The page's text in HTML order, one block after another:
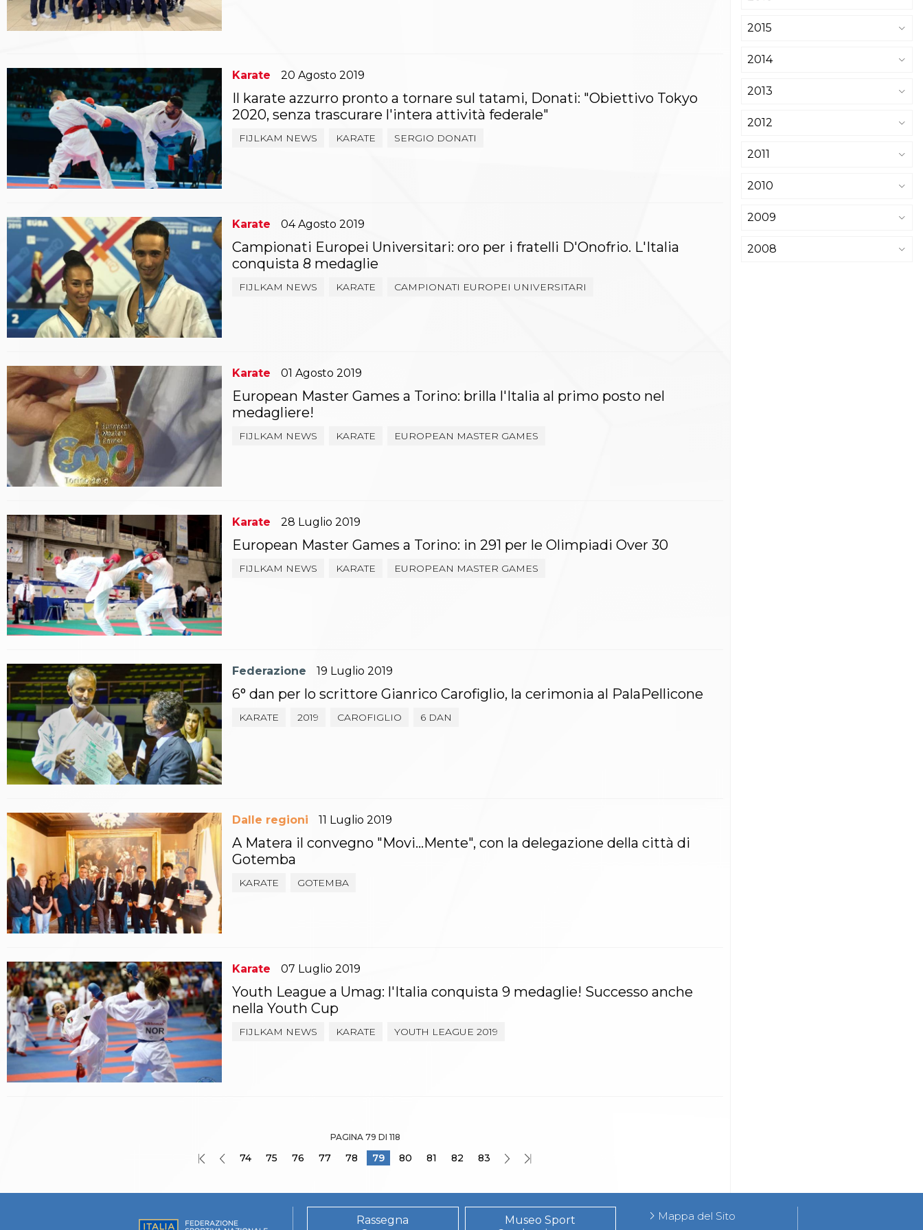
Archivio eventi
Dove siamo
La Federazione
Cerca Società Sportive
Media
Rassegna stampa
Pubblicazioni FIJLKAM
Libreria FIJLKAM
Athlon.net
Rivista ATHLON
Galleria Fotografica
Partners
Trasparenza
FIJLKAM trasparente
Amministrazione
Avvisi
Gare d’Appalto
Whistleblowing
Judo
La disciplina
Attività Didattica
Gare e Risultati
Albi Federali
Arbitri
Lotta
La disciplina
News
Gare e Risultati
Karate
La disciplina
News
Gare e Risultati
Attività Didattica
Albi Federali
Arti marziali
Aikido
Capoeira
Grappling
BJJ
Pancrazio/Pankration
S'istrumpa
News
Calendario Attività
Difesa Personale MGA
News
Merchandising
Mappa del sito
Cerca
Contatti
News
Cookies Accept
Newsletter
Catalogo formativo
Corsi Monotematici
Corsi di Specializzazione
Corsi FIJLKAM-FISDIR
Corsi Preparatore Fisico
Edutraining class - Didattica infantile
Corso dirigenti sportivi
Corso Direttore di Gara
Abilitazioni
Sportello Fiscale
Karate 20 Agosto 2019
Il karate azzurro pronto a tornare sul tatami, Donati: "Obiettivo Tokyo
2020, senza trascurare l'intera attività federale"
FIJLKAM NEWS KARATE SERGIO DONATI
Karate 04Agosto 2019
Campionati Europei Universitari: oro per i fratelli D'Onofrio. L'Italia
conquista 8 medaglie
FIJLKAM NEWS KARATE CAMPIONATI EUROPEI UNIVERSITARI
Karate 01 Agosto 2019
European Master Games a Torino: brilla l'Italia al primo posto nel
medagliere!
FIJLKAM NEWS KARATE EUROPEAN MASTER GAMES
Karate 28 Luglio 2019
European Master Games a Torino: in 291 per le Olimpiadi Over 30
FIJLKAM NEWS KARATE EUROPEAN MASTER GAMES
Federazione 19 Luglio 2019
6° dan per lo scrittore Gianrico Carofiglio, la cerimonia al PalaPellicone
KARATE 2019 CAROFIGLIO 6 DAN
Dalle regioni 11 Luglio 2019
A Matera il convegno "Movi...Mente", con la delegazione della città di
Gotemba
KARATE GOTEMBA
Karate 07 Luglio 2019
Youth League a Umag: l'Italia conquista 9 medaglie! Successo anche
nella Youth Cup
FIJLKAM NEWS KARATE YOUTH LEAGUE 2019
PAGINA 79 DI 118
74 75 76 77 78 79 80 81 82 83
2015
2014
2013
2012
2011
2010
2009
2008
Rassegna
Museo Sport
Mappa del Sito